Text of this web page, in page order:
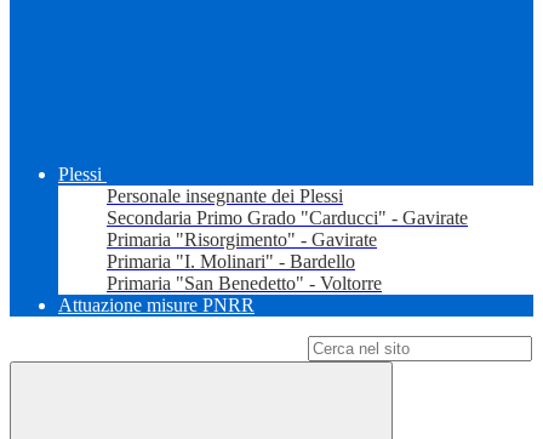
Plessi
Personale insegnante dei Plessi
Secondaria Primo Grado "Carducci" - Gavirate
Primaria "Risorgimento" - Gavirate
Primaria "I. Molinari" - Bardello
Primaria "San Benedetto" - Voltorre
Attuazione misure PNRR